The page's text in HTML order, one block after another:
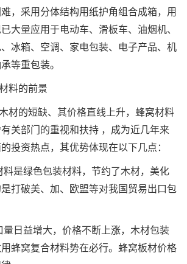
，采用分体结构用纸护角组合成箱，用
大量应用于电动车、滑板车、油烟机、
冰箱、空调、家电包装、电子产品、机
等重包装。
料的前景
材的短缺、其价格直线上升，蜂窝材料
关部门的重视和扶持 ，成为近几年来
投资热点，其优势体现在以下几点：
料是绿色包装材料，节约了木材，美化
打破美、加、欧盟等对我国贸易出口包
量日益增大，价格不断上涨，木材包装
蜂窝复合材料势在必行。蜂窝板材价格